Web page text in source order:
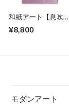
和紙アート【息吹】
¥8,800
モダンアート